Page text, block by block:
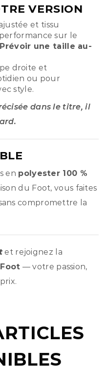
VERSION
et tissu
sur le
Prévoir une taille au-
droite et
ou pour
style.
dans le titre, il
en polyester 100 %
du Foot, vous faites
compromettre la
et rejoignez la
— votre passion,